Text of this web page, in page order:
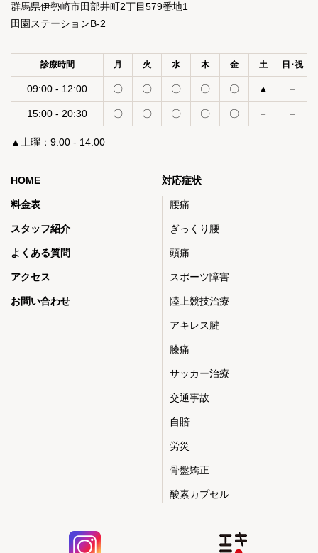
群馬県伊勢崎市田部井町2丁目579番地1
田園ステーションB-2
診療時間 月 火 水 木 金 土 日･祝
09:00 - 12:00 〇 〇 〇 〇 〇 ▲ －
15:00 - 20:30 〇 〇 〇 〇 〇 － －
▲土曜：9:00 - 14:00
HOME
料金表
スタッフ紹介
よくある質問
アクセス
お問い合わせ
対応症状
腰痛
ぎっくり腰
頭痛
スポーツ障害
陸上競技治療
アキレス腱
膝痛
サッカー治療
交通事故
自賠
労災
骨盤矯正
酸素カプセル